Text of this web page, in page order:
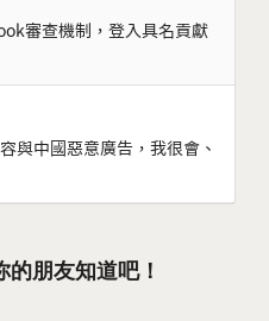
審查機制，登入具名貢獻
與中國惡意廣告，我很會、
的朋友知道吧！